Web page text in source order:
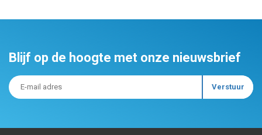
Blijf op de hoogte met onze nieuwsbrief